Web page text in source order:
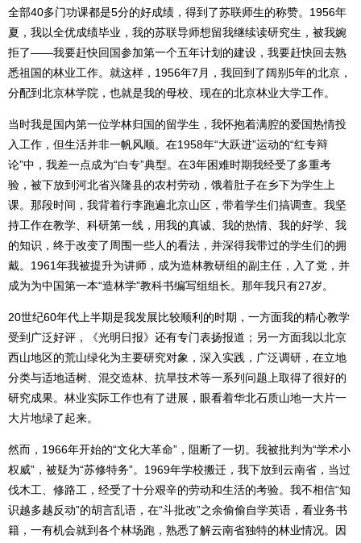
全部40多门功课都是5分的好成绩，得到了苏联师生的称赞。1956年
夏，我以全优成绩毕业，我的苏联导师想留我继续读研究生，被我婉
拒了——我要赶快回国参加第一个五年计划的建设，我要赶快回去熟
悉祖国的林业工作。就这样，1956年7月，我回到了阔别5年的北京，
分配到北京林学院，也就是我的母校、现在的北京林业大学工作。
当时我是国内第一位学林归国的留学生，我怀抱着满腔的爱国热情投
入工作，但生活并非一帆风顺。在1958年“大跃进”运动的“红专辩
论”中，我差一点成为“白专”典型。在3年困难时期我经受了多重考
验，被下放到河北省兴隆县的农村劳动，饿着肚子在乡下为学生上
课。那段时间，我背着行李跑遍北京山区，带着学生们搞调查。我坚
持工作在教学、科研第一线，用我的真诚、我的热情、我的好学、我
的知识，终于改变了周围一些人的看法，并深得我带过的学生们的拥
戴。1961年我被提升为讲师，成为造林教研组的副主任，入了党，并
成为为中国第一本“造林学”教科书编写组组长。那年我只有27岁。
20世纪60年代上半期是我发展比较顺利的时期，一方面我的精心教学
受到广泛好评，《光明日报》还有专门表扬报道；另一方面我以北京
西山地区的荒山绿化为主要研究对象，深入实践，广泛调研，在立地
分类与适地适树、混交造林、抗旱技术等一系列问题上取得了很好的
研究成果。林业实际工作也有了进展，眼看着华北石质山地一大片一
大片地绿了起来。
然而，1966年开始的“文化大革命”，阻断了一切。我被批判为“学术小
权威”，被疑为“苏修特务”。1969年学校搬迁，我下放到云南省，当过
伐木工、修路工，经受了十分艰辛的劳动和生活的考验。我不相信“知
识越多越反动”的胡言乱语，在“斗批改”之余偷偷自学英语，看业务书
籍，一有机会就到各个林场跑，熟悉了解云南省独特的林业情况。因